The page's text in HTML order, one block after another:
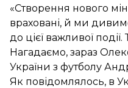
«Створення нового
враховані, й ми
до цієї важливої
Нагадаємо, зараз
України з футболу
Як повідомлялось, в